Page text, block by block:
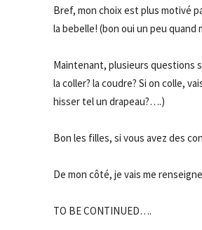
Bref, mon choix est plus motivé
la bebelle! (bon oui un peu quand
Maintenant, plusieurs questions
la coller? la coudre? Si on colle,
hisser tel un drapeau?….)
Bon les filles, si vous avez des
De mon côté, je vais me
TO BE CONTINUED….